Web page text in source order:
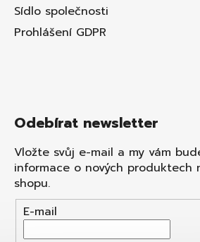
Sídlo společnosti
Prohlášení GDPR
Odebírat newsletter
Vložte svůj e-mail a my vám
informace o nových produktech
shopu.
E-mail